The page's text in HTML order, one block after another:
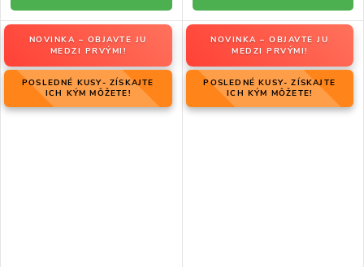
NOVINKA – OBJAVTE JU
MEDZI PRVÝMI!
POSLEDNÉ KUSY- ZÍSKAJTE
ICH KÝM MÔŽETE!
NOVINKA – OBJAVTE JU
MEDZI PRVÝMI!
POSLEDNÉ KUSY- ZÍSKAJTE
ICH KÝM MÔŽETE!